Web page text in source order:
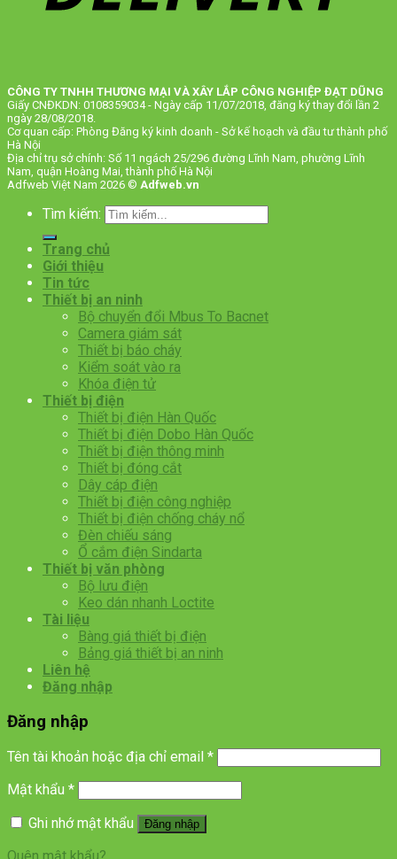
CÔNG TY TNHH THƯƠNG MẠI VÀ XÂY LẮP CÔNG NGHIỆP ĐẠT DŨNG
Giấy CNĐKDN: 0108359034 - Ngày cấp 11/07/2018, đăng ký thay đổi lần 2
ngày 28/08/2018.
Cơ quan cấp: Phòng Đăng ký kinh doanh - Sở kế hoạch và đầu tư thành phố
Hà Nội
Địa chỉ trụ sở chính: Số 11 ngách 25/296 đường Lĩnh Nam, phường Lĩnh
Nam, quận Hoàng Mai, thành phố Hà Nội
Adfweb Việt Nam 2026 © Adfweb.vn
Tìm kiếm:
Trang chủ
Giới thiệu
Tin tức
Thiết bị an ninh
Bộ chuyển đổi Mbus To Bacnet
Camera giám sát
Thiết bị báo cháy
Kiểm soát vào ra
Khóa điện tử
Thiết bị điện
Thiết bị điện Hàn Quốc
Thiết bị điện Dobo Hàn Quốc
Thiết bị điện thông minh
Thiết bị đóng cắt
Dây cáp điện
Thiết bị điện công nghiệp
Thiết bị điện chống cháy nổ
Đèn chiếu sáng
Ổ cắm điện Sindarta
Thiết bị văn phòng
Bộ lưu điện
Keo dán nhanh Loctite
Tài liệu
Bàng giá thiết bị điện
Bảng giá thiết bị an ninh
Liên hệ
Đăng nhập
Đăng nhập
Tên tài khoản hoặc địa chỉ email *
Mật khẩu *
Ghi nhớ mật khẩu
Đăng nhập
Quên mật khẩu?